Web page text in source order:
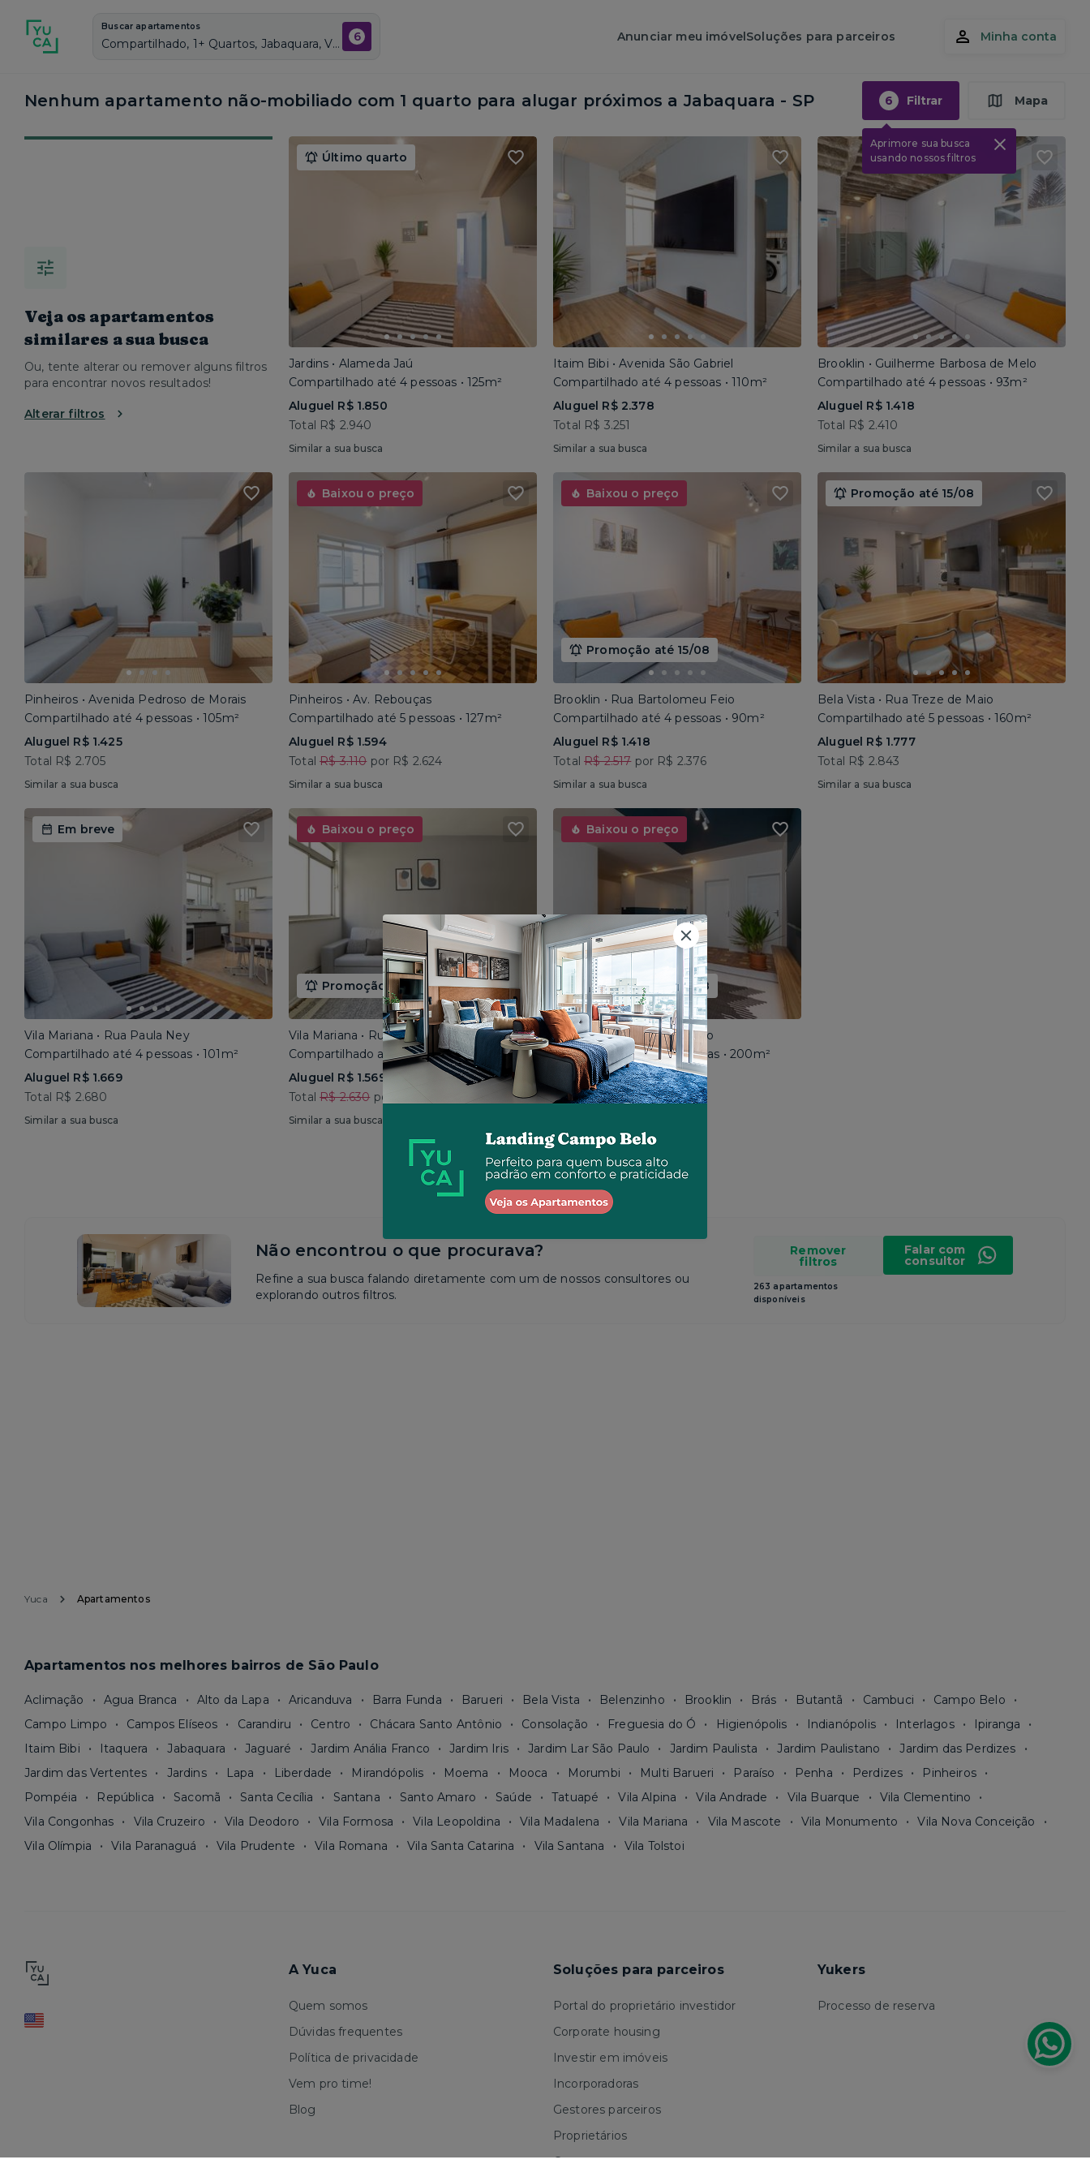
Buscar apartamentos
Compartilhado, 1+ Quartos, Jabaquara, Vagas de garagem: Sim, Não mobiliado, Piscina 6 Anunciar meu imóvelSoluções para parceiros Minha conta
Nenhum apartamento não-mobiliado com 1 quarto para alugar próximos a Jabaquara - SP 6 Filtrar
Aprimore sua busca
usando nossos filtros
Mapa
Veja os apartamentos
similares a sua busca
Ou, tente alterar ou remover alguns filtros
para encontrar novos resultados!
Alterar filtros
Último quarto
Jardins • Alameda Jaú
Compartilhado até 4 pessoas • 125m²
Aluguel R$ 1.850
Total R$ 2.940
Similar a sua busca
Itaim Bibi • Avenida São Gabriel
Compartilhado até 4 pessoas • 110m²
Aluguel R$ 2.378
Total R$ 3.251
Similar a sua busca
Brooklin • Guilherme Barbosa de Melo
Compartilhado até 4 pessoas • 93m²
Aluguel R$ 1.418
Total R$ 2.410
Similar a sua busca
Pinheiros • Avenida Pedroso de Morais
Compartilhado até 4 pessoas • 105m²
Aluguel R$ 1.425
Total R$ 2.705
Similar a sua busca
Baixou o preço
Pinheiros • Av. Rebouças
Compartilhado até 5 pessoas • 127m²
Aluguel R$ 1.594
TotalR$ 3.110por R$ 2.624
Similar a sua busca
Baixou o preço
Promoção até 15/08
Brooklin • Rua Bartolomeu Feio
Compartilhado até 4 pessoas • 90m²
Aluguel R$ 1.418
TotalR$ 2.517por R$ 2.376
Similar a sua busca
Promoção até 15/08
Bela Vista • Rua Treze de Maio
Compartilhado até 5 pessoas • 160m²
Aluguel R$ 1.777
Total R$ 2.843
Similar a sua busca
Em breve
Vila Mariana • Rua Paula Ney
Compartilhado até 4 pessoas • 101m²
Aluguel R$ 1.669
Total R$ 2.680
Similar a sua busca
Baixou o preço
Promoção até 15/08
Vila Mariana • Rua José do Patrocínio
Compartilhado até 4 pessoas • 110m²
Aluguel R$ 1.569
TotalR$ 2.630por R$ 2.625
Similar a sua busca
Baixou o preço
Promoção até 15/08
Consolação • Av Consolação
Compartilhado até 5 pessoas • 200m²
Aluguel R$ 1.562
TotalR$ 2.650por R$ 2.573
Não encontrou o que procurava?
Refine a sua busca falando diretamente com um de nossos consultores ou
explorando outros filtros.
Remover
filtros
263 apartamentos
disponíveis
Falar com
consultor
Yuca Apartamentos
Apartamentos nos melhores bairros de São Paulo
Aclimação Agua Branca Alto da Lapa Aricanduva Barra Funda Barueri Bela Vista Belenzinho Brooklin Brás Butantã Cambuci
Campo Belo
Campo Limpo
Campos Elíseos Carandiru Centro Chácara Santo Antônio Consolação Freguesia do Ó Higienópolis Indianópolis Interlagos
Ipiranga
Itaim Bibi
Itaquera Jabaquara Jaguaré Jardim Anália Franco Jardim Iris Jardim Lar São Paulo Jardim Paulista Jardim Paulistano
Jardim das Perdizes
Jardim das Vertentes
Jardins Lapa Liberdade Mirandópolis Moema Mooca Morumbi Multi Barueri Paraíso Penha Perdizes
Pinheiros
Pompéia
República Sacomã Santa Cecília Santana Santo Amaro Saúde Tatuapé Vila Alpina Vila Andrade Vila Buarque
Vila Clementino
Vila Congonhas
Vila Cruzeiro Vila Deodoro Vila Formosa Vila Leopoldina Vila Madalena Vila Mariana Vila Mascote Vila Monumento
Vila Nova Conceição
Vila Olímpia
Vila Paranaguá Vila Prudente Vila Romana Vila Santa Catarina Vila Santana Vila Tolstoi
A Yuca
Quem somos
Dúvidas frequentes
Política de privacidade
Vem pro time!
Blog
Soluções para parceiros
Portal do proprietário investidor
Corporate housing
Investir em imóveis
Incorporadoras
Gestores parceiros
Proprietários
Corretores
Yukers
Processo de reserva